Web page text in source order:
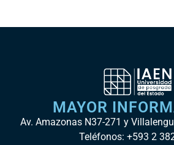
MAYOR
Av. Amazonas N37-271 y
Teléfonos: +593 2